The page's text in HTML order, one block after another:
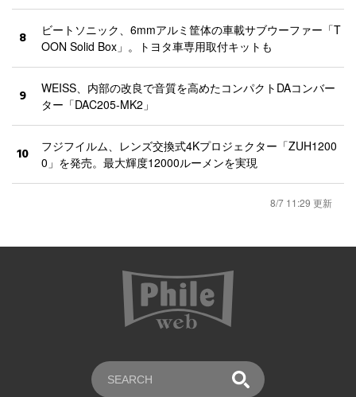
8
ビートソニック、6mmアルミ筐体の車載サブウーファー「T
OON Solid Box」。トヨタ車専用取付キットも
9
WEISS、内部の改良で音質を高めたコンパクトDAコンバー
ター「DAC205-MK2」
10
フジフイルム、レンズ交換式4Kプロジェクター「ZUH1200
0」を発売。最大輝度12000ルーメンを実現
8/7 11:29 更新